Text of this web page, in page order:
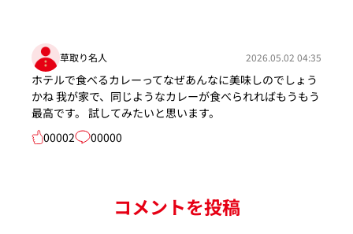
草取り名人 2026.05.02 04:35
ホテルで食べるカレーってなぜあんなに美味しのでしょう
かね 我が家で、同じようなカレーが食べられればもうもう
最高です。 試してみたいと思います。
00002
00000
コメントを投稿